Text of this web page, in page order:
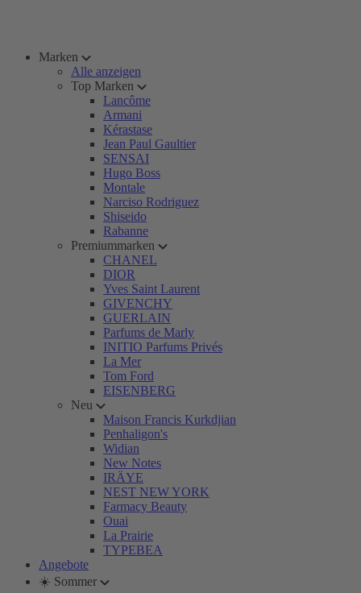
Marken
Alle anzeigen
Top Marken
Lancôme
Armani
Kérastase
Jean Paul Gaultier
SENSAI
Hugo Boss
Montale
Narciso Rodriguez
Shiseido
Rabanne
Premiummarken
CHANEL
DIOR
Yves Saint Laurent
GIVENCHY
GUERLAIN
Parfums de Marly
INITIO Parfums Privés
La Mer
Tom Ford
EISENBERG
Neu
Maison Francis Kurkdjian
Penhaligon's
Widian
New Notes
IRÄYE
NEST NEW YORK
Farmacy Beauty
Ouai
La Prairie
TYPEBEA
Angebote
☀️ Sommer